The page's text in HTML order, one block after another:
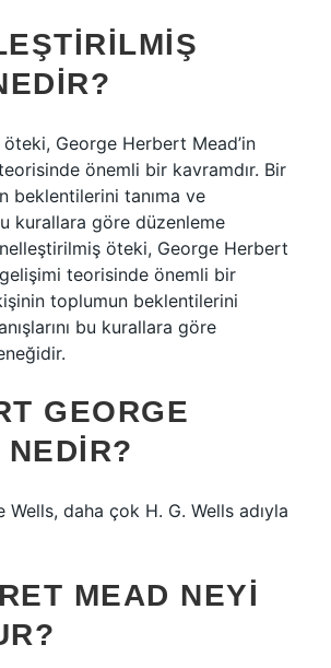
George Herbert Mead’in
önemli bir kavramdır. Bir
beklentilerini tanıma ve
kurallara göre düzenleme
öteki, George Herbert
teorisinde önemli bir
toplumun beklentilerini
bu kurallara göre
GEORGE
NEDIR?
daha çok H. G. Wells adıyla
MEAD NEYI